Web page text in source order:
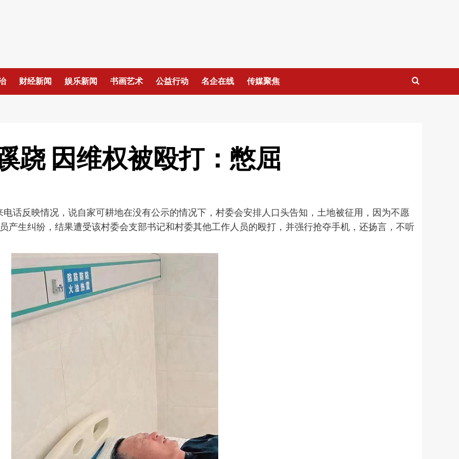
财经新闻 娱乐新闻 书画艺术 公益行动 名企在线 传媒聚焦
跷 因维权被殴打：憋屈
话反映情况，说自家可耕地在没有公示的情况下，村委会安排人口头告知，土地被征用，因为不愿
产生纠纷，结果遭受该村委会支部书记和村委其他工作人员的殴打，并强行抢夺手机，还扬言，不听